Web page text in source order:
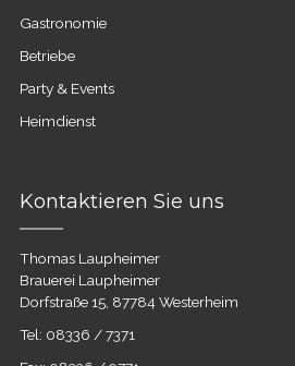
Gastronomie
Betriebe
Party & Events
Heimdienst
Kontaktieren Sie uns
Thomas Laupheimer
Brauerei Laupheimer
Dorfstraße 15, 87784 Westerheim
Tel: 08336 / 7371